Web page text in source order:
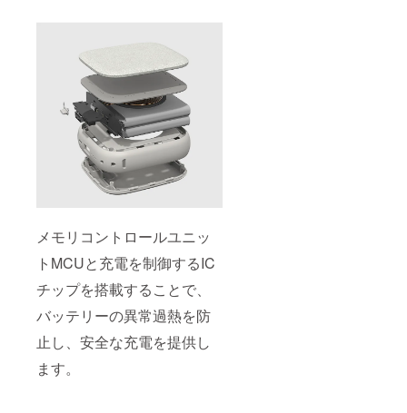
メモリコントロールユニッ
トMCUと充電を制御するIC
チップを搭載することで、
バッテリーの異常過熱を防
止し、安全な充電を提供し
ます。